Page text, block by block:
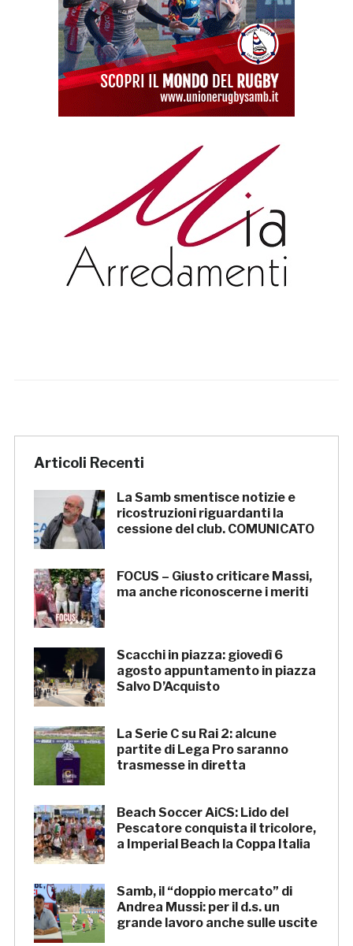
Articoli Recenti
La Samb smentisce notizie e
ricostruzioni riguardanti la
cessione del club. COMUNICATO
FOCUS – Giusto criticare Massi,
ma anche riconoscerne i meriti
Scacchi in piazza: giovedì 6
agosto appuntamento in piazza
Salvo D’Acquisto
La Serie C su Rai 2: alcune
partite di Lega Pro saranno
trasmesse in diretta
Beach Soccer AiCS: Lido del
Pescatore conquista il tricolore,
a Imperial Beach la Coppa Italia
Samb, il “doppio mercato” di
Andrea Mussi: per il d.s. un
grande lavoro anche sulle uscite